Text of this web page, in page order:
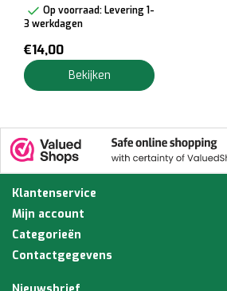
Op voorraad:Levering 1-
3 werkdagen
€14,00
Bekijken
Klantenservice
Mijn account
Categorieën
Contactgegevens